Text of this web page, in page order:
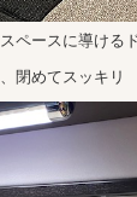
ペースに導ける
閉めてスッキリ